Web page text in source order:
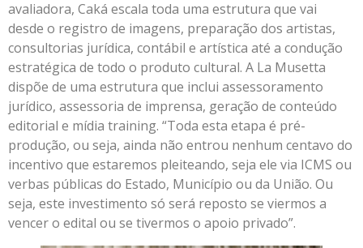
avaliadora, Caká escala toda uma estrutura que vai
desde o registro de imagens, preparação dos artistas,
consultorias jurídica, contábil e artística até a condução
estratégica de todo o produto cultural. A La Musetta
dispõe de uma estrutura que inclui assessoramento
jurídico, assessoria de imprensa, geração de conteúdo
editorial e mídia training. “Toda esta etapa é pré-
produção, ou seja, ainda não entrou nenhum centavo do
incentivo que estaremos pleiteando, seja ele via ICMS ou
verbas públicas do Estado, Município ou da União. Ou
seja, este investimento só será reposto se viermos a
vencer o edital ou se tivermos o apoio privado”.